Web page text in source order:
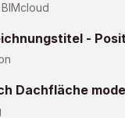
-
Dachfläche